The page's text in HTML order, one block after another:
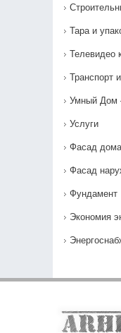
Тара и
Телевидео
Транспорт
Умный Дом
Услуги
Фасад дома
Фасад
Фундамент
Экономия